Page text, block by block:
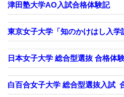
津田塾大学AO入試合格体験記
東京女子大学「知のかけはし入
日本女子大学 総合型選抜 合格体
白百合女子大学 総合型選抜入試